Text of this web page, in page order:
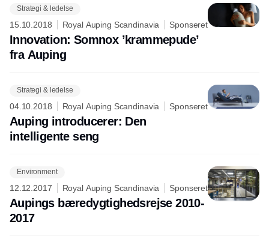
Strategi & ledelse
15.10.2018 Royal Auping Scandinavia Sponseret
Innovation: Somnox ’krammepude’
fra Auping
Strategi & ledelse
04.10.2018 Royal Auping Scandinavia Sponseret
Auping introducerer: Den
intelligente seng
Environment
12.12.2017 Royal Auping Scandinavia Sponseret
Aupings bæredygtighedsrejse 2010-
2017